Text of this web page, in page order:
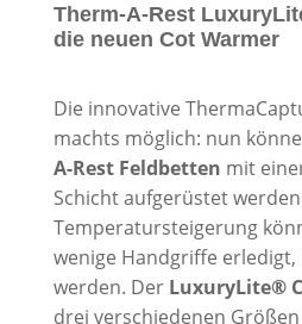
Therm-A-Rest
die neuen Cot Warmer
Die innovative
machts möglich: nun
A-Rest Feldbetten mit
Schicht aufgerüstet
Temperatursteigerung
wenige Handgriffe
werden. Der LuxuryLite®
drei verschiedenen